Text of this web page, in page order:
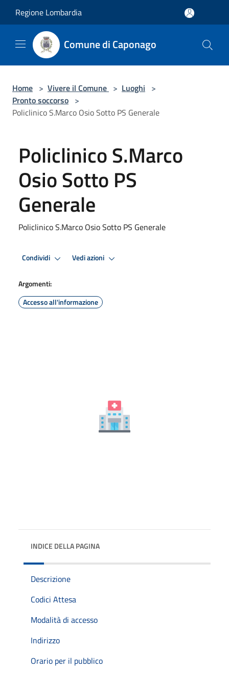
Regione Lombardia
Comune di Caponago
Home > Vivere il Comune > Luoghi >
Pronto soccorso >
Policlinico S.Marco Osio Sotto PS Generale
Policlinico S.Marco
Osio Sotto PS
Generale
Policlinico S.Marco Osio Sotto PS Generale
Condividi Vedi azioni
Argomenti:
Accesso all'informazione
INDICE DELLA PAGINA
Descrizione
Codici Attesa
Modalità di accesso
Indirizzo
Orario per il pubblico